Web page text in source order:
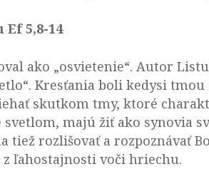
5,8-14
ako „osvietenie“. Autor
Kresťania boli kedysi
skutkom tmy, ktoré
svetlom, majú žiť ako synovia
tiež rozlišovať a rozpoznávať
z ľahostajnosti voči hriechu.